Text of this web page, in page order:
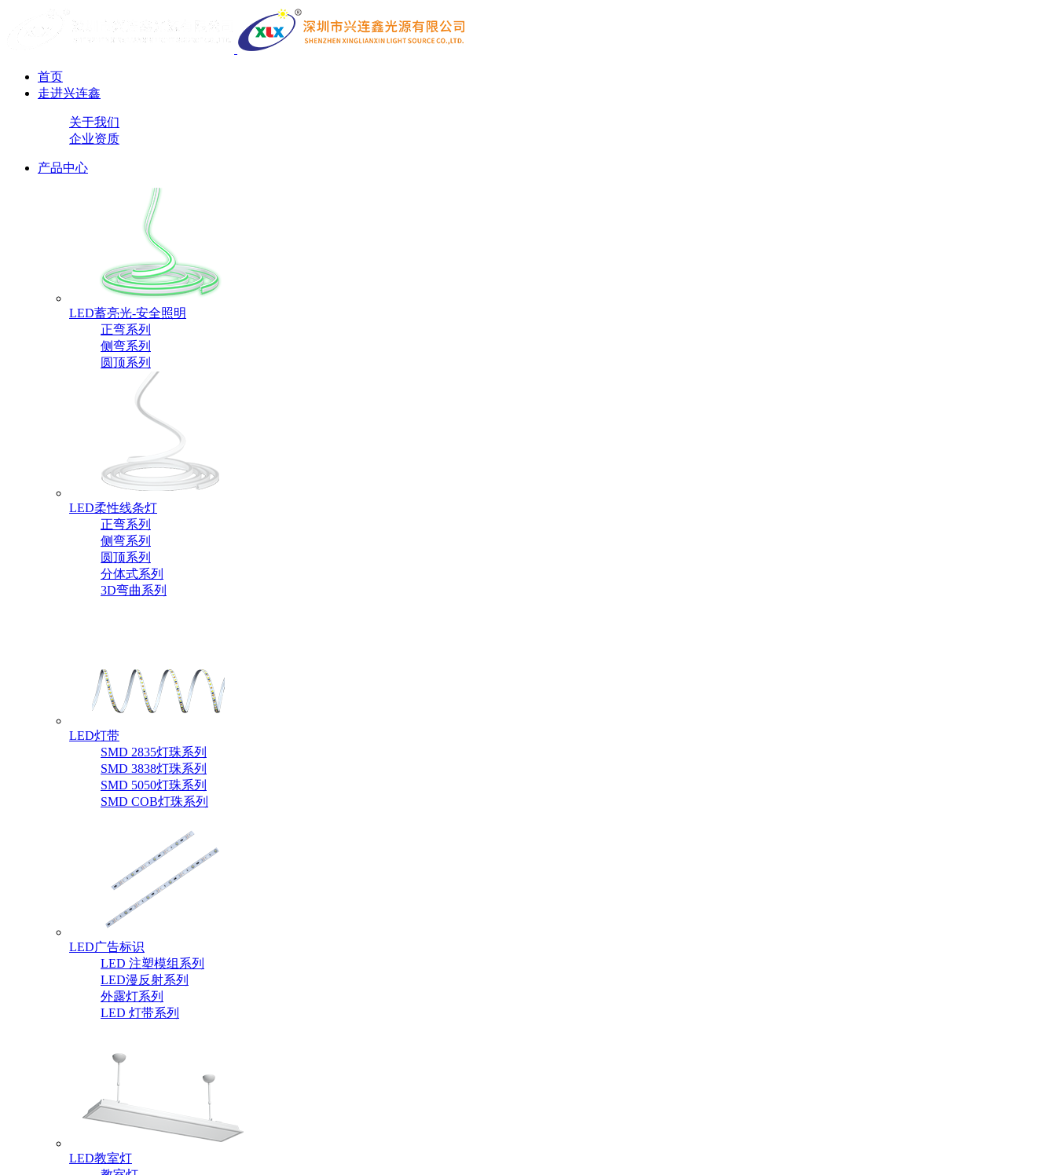
首页
走进兴连鑫
关于我们
企业资质
产品中心
LED蓄亮光-安全照明
正弯系列
侧弯系列
圆顶系列
LED柔性线条灯
正弯系列
侧弯系列
圆顶系列
分体式系列
3D弯曲系列
LED灯带
SMD 2835灯珠系列
SMD 3838灯珠系列
SMD 5050灯珠系列
SMD COB灯珠系列
LED广告标识
LED 注塑模组系列
LED漫反射系列
外露灯系列
LED 灯带系列
LED教室灯